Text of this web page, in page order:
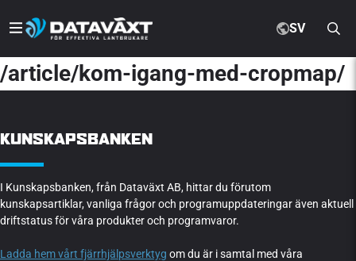
SV
/article/kom-igang-med-cropmap/
KUNSKAPSBANKEN
I Kunskapsbanken, från Dataväxt AB, hittar du förutom
kunskapsartiklar, vanliga frågor och programuppdateringar även aktuell
driftstatus för våra produkter och programvaror.
Ladda hem vårt fjärrhjälpsverktyg om du är i samtal med våra